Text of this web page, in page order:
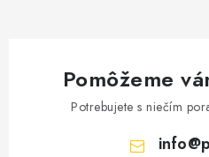
Pomôžeme
Potrebujete s niečím
info@